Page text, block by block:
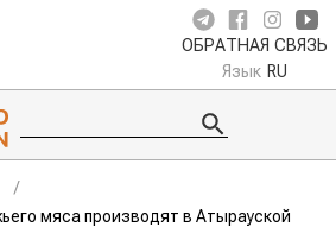
ОБРАТНАЯ СВЯЗЬ
Язык RU
мяса производят в Атырауской